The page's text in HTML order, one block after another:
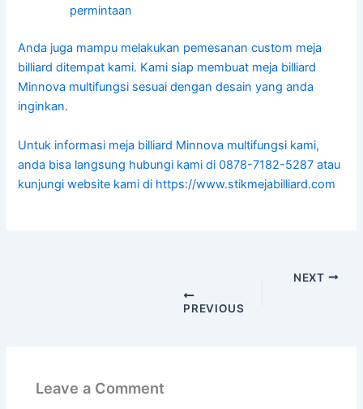
permintaan
Anda juga mampu melakukan pemesanan custom meja
billiard ditempat kami. Kami siap membuat meja billiard
Minnova multifungsi sesuai dengan desain yang anda
inginkan.
Untuk informasi meja billiard Minnova multifungsi kami,
anda bisa langsung hubungi kami di 0878-7182-5287 atau
kunjungi website kami di https://www.stikmejabilliard.com
PREVIOUS
NEXT
Leave a Comment